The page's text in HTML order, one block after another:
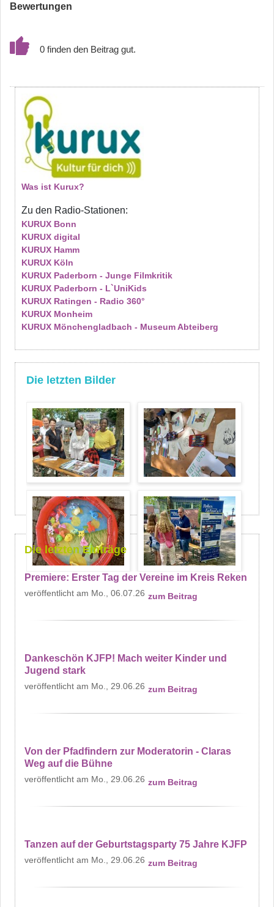
Bewertungen
0
Was ist Kurux?
Zu den Radio-Stationen:
KURUX Bonn
KURUX digital
KURUX Hamm
KURUX Köln
KURUX Paderborn - Junge Filmkritik
KURUX Paderborn - L`UniKids
KURUX Ratingen - Radio 360°
KURUX Monheim
KURUX Mönchengladbach - Museum Abteiberg
Die letzten Bilder
Die letzten Einträge
Premiere: Erster Tag der Vereine im Kreis Reken
Mo., 06.07.26 zum Beitrag
Dankeschön KJFP! Mach weiter Kinder und
Jugend stark
Mo., 29.06.26 zum Beitrag
Von der Pfadfindern zur Moderatorin - Claras
Weg auf die Bühne
Mo., 29.06.26 zum Beitrag
Tanzen auf der Geburtstagsparty 75 Jahre KJFP
Mo., 29.06.26 zum Beitrag